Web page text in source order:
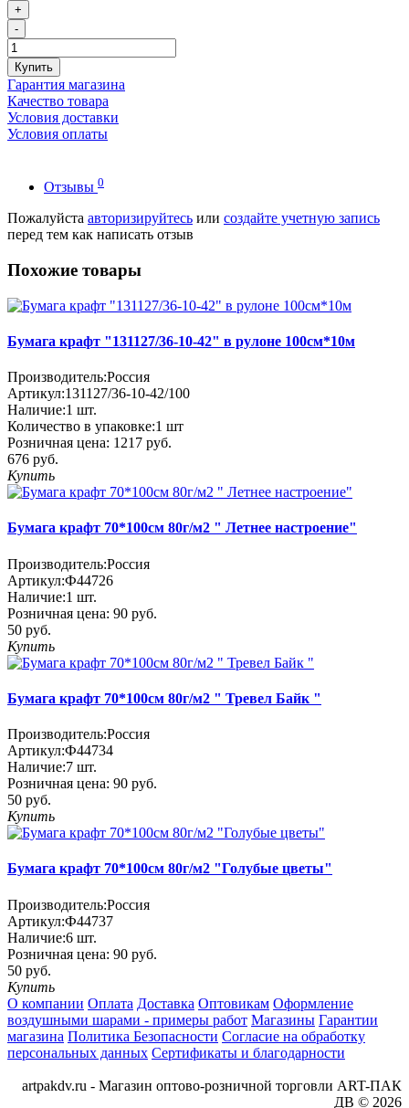
+
-
Купить
Гарантия магазина
Качество товара
Условия доставки
Условия оплаты
Отзывы 0
Пожалуйста авторизируйтесь или создайте учетную запись
перед тем как написать отзыв
Похожие товары
Бумага крафт "131127/36-10-42" в рулоне 100см*10м
Производитель:Россия
Артикул:131127/36-10-42/100
Наличие:1 шт.
Количество в упаковке:1 шт
Розничная цена: 1217 руб.
676 руб.
Купить
Бумага крафт 70*100см 80г/м2 " Летнее настроение"
Производитель:Россия
Артикул:Ф44726
Наличие:1 шт.
Розничная цена: 90 руб.
50 руб.
Купить
Бумага крафт 70*100см 80г/м2 " Тревел Байк "
Производитель:Россия
Артикул:Ф44734
Наличие:7 шт.
Розничная цена: 90 руб.
50 руб.
Купить
Бумага крафт 70*100см 80г/м2 "Голубые цветы"
Производитель:Россия
Артикул:Ф44737
Наличие:6 шт.
Розничная цена: 90 руб.
50 руб.
Купить
О компании Оплата Доставка Оптовикам Оформление
воздушными шарами - примеры работ Магазины Гарантии
магазина Политика Безопасности Согласие на обработку
персональных данных Сертификаты и благодарности
artpakdv.ru - Магазин оптово-розничной торговли ART-ПАК
ДВ © 2026